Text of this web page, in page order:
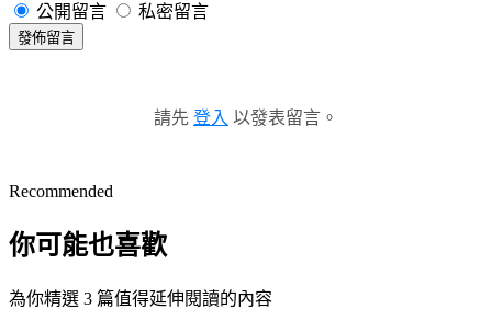
公開留言 私密留言
發佈留言
請先 登入 以發表留言。
Recommended
你可能也喜歡
為你精選 3 篇值得延伸閱讀的內容